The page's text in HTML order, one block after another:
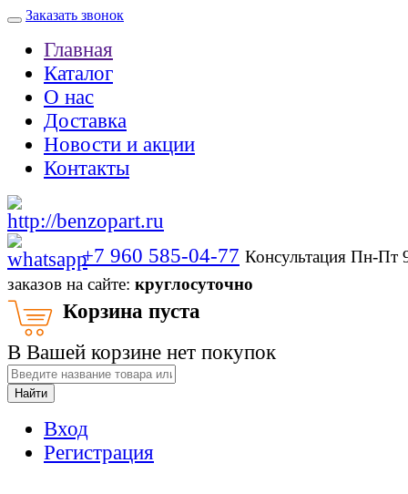
Заказать звонок
Главная
Каталог
О нас
Доставка
Новости и акции
Контакты
+7 960 585-04-77 Консультация Пн-
заказов на сайте: круглосуточно
Корзина пуста
В Вашей корзине нет покупок
Найти
Вход
Регистрация